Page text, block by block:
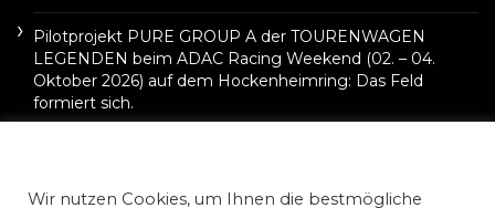
Pilotprojekt PURE GROUP A der TOURENWAGEN
LEGENDEN beim ADAC Racing Weekend (02. – 04.
Oktober 2026) auf dem Hockenheimring: Das Feld
formiert sich.
Wir nutzen Cookies, um Ihnen die bestmögliche